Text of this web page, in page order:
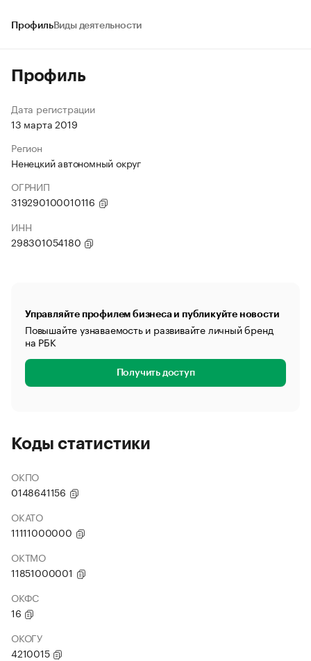
ПрофильВиды деятельности
Профиль
Дата регистрации
13 марта 2019
Регион
Ненецкий автономный округ
ОГРНИП
319290100010116
ИНН
298301054180
Управляйте профилем бизнеса и публикуйте новости
Повышайте узнаваемость и развивайте личный бренд
на РБК
Получить доступ
Коды статистики
ОКПО
0148641156
ОКАТО
11111000000
ОКТМО
11851000001
ОКФС
16
ОКОГУ
4210015